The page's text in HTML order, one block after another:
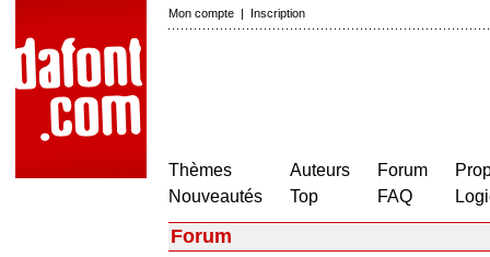
Mon compte | Inscription
Thèmes
Nouveautés
Auteurs
Top
Forum
FAQ
Forum